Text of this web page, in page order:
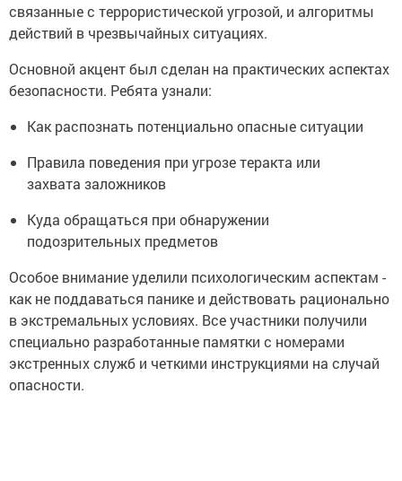
связанные с террористической угрозой, и алгоритмы
действий в чрезвычайных ситуациях.
Основной акцент был сделан на практических аспектах
безопасности. Ребята узнали:
Как распознать потенциально опасные ситуации
Правила поведения при угрозе теракта или
захвата заложников
Куда обращаться при обнаружении
подозрительных предметов
Особое внимание уделили психологическим аспектам -
как не поддаваться панике и действовать рационально
в экстремальных условиях. Все участники получили
специально разработанные памятки с номерами
экстренных служб и четкими инструкциями на случай
опасности.